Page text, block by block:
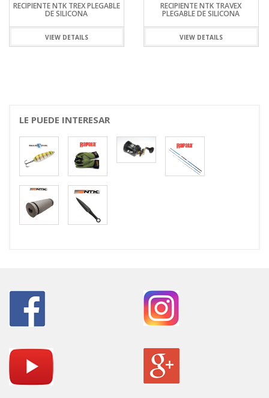
RECIPIENTE NTK TREX PLEGABLE
DE SILICONA
VIEW DETAILS
RECIPIENTE NTK TRAVEX
PLEGABLE DE SILICONA
VIEW DETAILS
LE PUEDE INTERESAR